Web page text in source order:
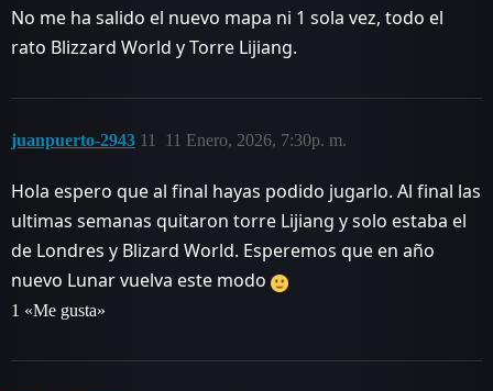
No me ha salido el nuevo mapa ni 1 sola vez, todo el
rato Blizzard World y Torre Lijiang.
juanpuerto-2943 11 Enero, 2026, 7:30p. m.
11
Hola espero que al final hayas podido jugarlo. Al final las
ultimas semanas quitaron torre Lijiang y solo estaba el
de Londres y Blizard World. Esperemos que en año
nuevo Lunar vuelva este modo
1 «Me gusta»